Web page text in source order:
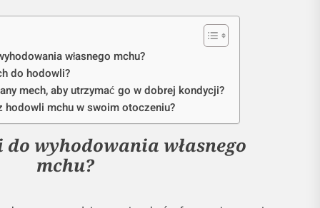
własnego mchu?
do hodowli?
mech, aby utrzymać go w dobrej kondycji?
hodowli mchu w swoim otoczeniu?
do wyhodowania własnego
mchu?